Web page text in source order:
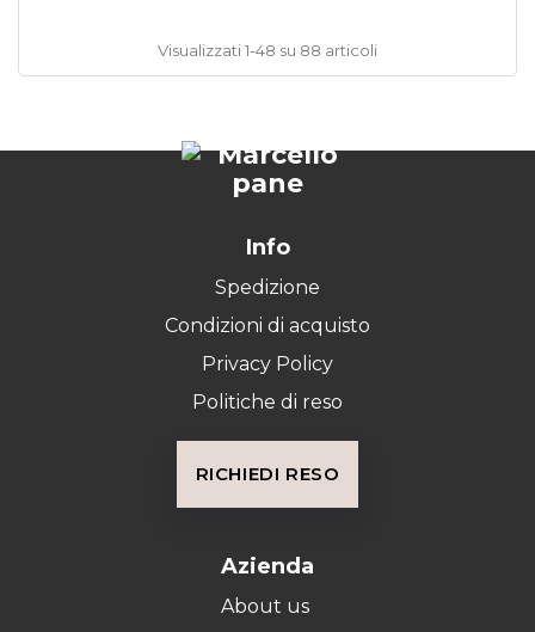
Visualizzati 1-48 su 88 articoli
Info
Spedizione
Condizioni di acquisto
Privacy Policy
Politiche di reso
RICHIEDI RESO
Azienda
About us